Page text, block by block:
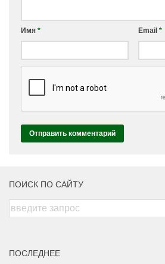
Имя * Email *
ПОИСК ПО САЙТУ
ПОСЛЕДНЕЕ